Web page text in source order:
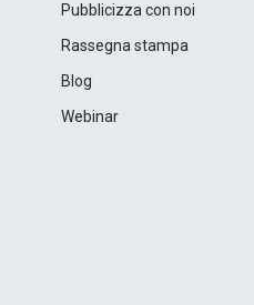
Pubblicizza con noi
Rassegna stampa
Blog
Webinar